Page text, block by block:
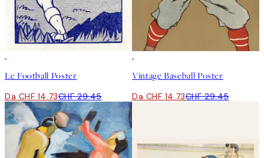
Le Football Poster
Da CHF 14.73CHF 29.45
Vintage Baseball Poster
Da CHF 14.73CHF 29.45